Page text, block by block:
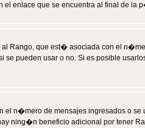
enlace que se encuentra al final de la
Rango, que est� asociada con el
pueden usar o no. Si es posible
n�mero de mensajes ingresados o
ning�n beneficio adicional por tener